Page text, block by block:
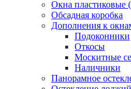
Окна
Обсадная коробка
Дополнения к
Подоконники
Откосы
Москитные
Наличники
Панорамное